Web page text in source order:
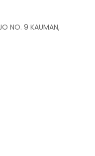
NO. 9 KAUMAN,